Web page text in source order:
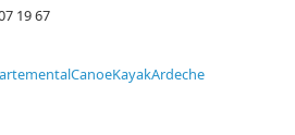
19 67